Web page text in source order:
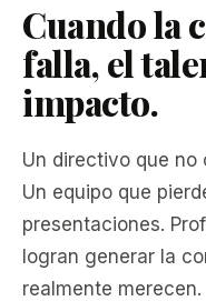
Cuando la
falla, el
impacto.
Un directivo que no
Un equipo que
presentaciones.
logran generar la
realmente merecen.